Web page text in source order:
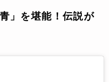
」を堪能！伝説が